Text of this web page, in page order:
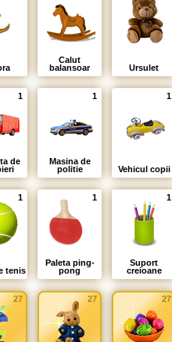
Calut
balansoar
Ursulet
1
de
1
Masina de
politie
1
Vehicul copii
1
tenis
1
Paleta ping-
pong
1
Suport
creioane
27 27 27